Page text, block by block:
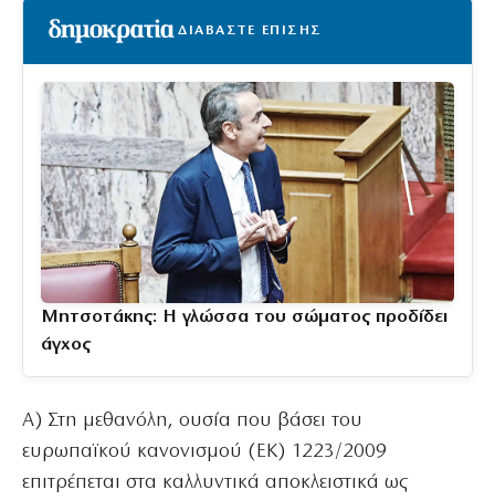
ΔΙΑΒΑΣΤΕ ΕΠΙΣΗΣ
Μητσοτάκης: Η γλώσσα του σώματος προδίδει
άγχος
Α) Στη μεθανόλη, ουσία που βάσει του
ευρωπαϊκού κανονισμού (ΕΚ) 1223/2009
επιτρέπεται στα καλλυντικά αποκλειστικά ως